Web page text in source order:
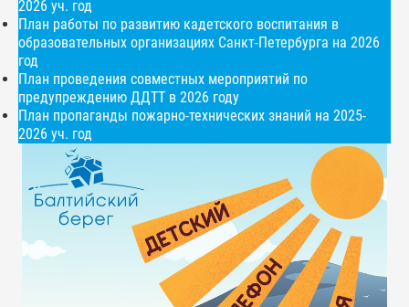
2026 уч. год
План работы по развитию кадетского воспитания в
образовательных организациях Санкт-Петербурга на 2026
год
План проведения совместных мероприятий по
предупреждению ДДТТ в 2026 году
План пропаганды пожарно-технических знаний на 2025-
2026 уч. год